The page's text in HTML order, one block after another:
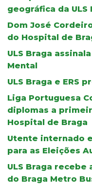
geográfica da ULS
Dom José
do Hospital de
ULS Braga
Mental
ULS Braga e ERS
Liga Portuguesa
diplomas a
Hospital de Braga
Utente internado
para as Eleições
ULS Braga
do Braga Metro